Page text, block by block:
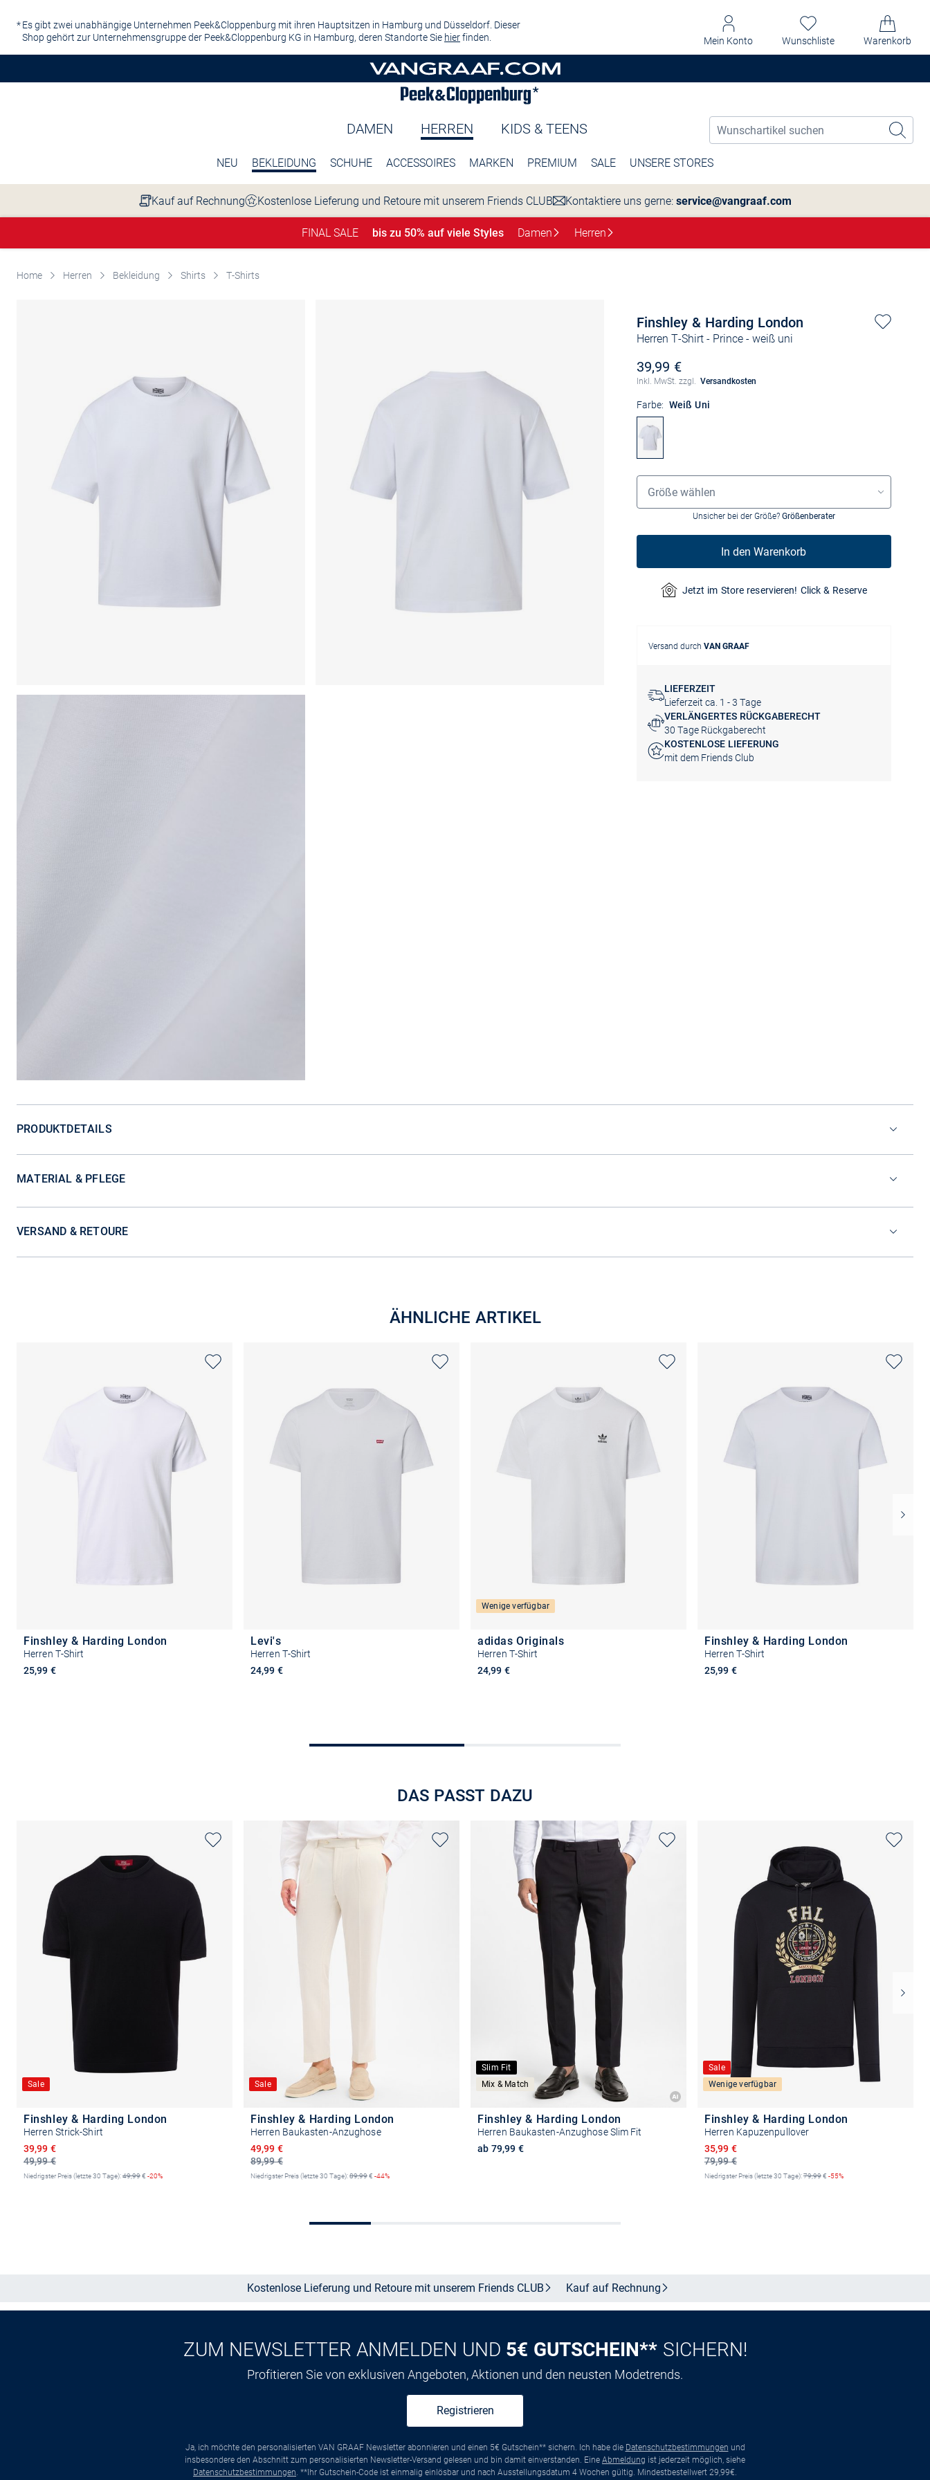
Es gibt zwei unabhängige Unternehmen Peek&Cloppenburg mit ihren Hauptsitzen in Hamburg und Düsseldorf. Dieser
Shop gehört zur Unternehmensgruppe der Peek&Cloppenburg KG in Hamburg, deren Standorte Sie hierfinden. Mein Konto Wunschliste Warenkorb
DAMEN HERREN KIDS & TEENS
NEU BEKLEIDUNG SCHUHE ACCESSOIRES MARKEN PREMIUM SALE UNSERE STORES
Kauf auf Rechnung Kostenlose Lieferung und Retoure mit unserem Friends CLUB Kontaktiere uns gerne: service@vangraaf.com
FINAL SALE bis zu 50% auf viele Styles Damen Herren
Home Herren Bekleidung Shirts T-Shirts
Finshley & Harding London
Herren T-Shirt - Prince- weiß uni
39,99 €
Inkl. MwSt. zzgl. Versandkosten
Farbe: Weiß Uni
Größenauswahl
Größe wählen
Unsicher bei der Größe? Größenberater
In den Warenkorb
Jetzt im Store reservieren! Click & Reserve
Versand durch VAN GRAAF
LIEFERZEIT
Lieferzeit ca. 1 - 3 Tage
VERLÄNGERTES RÜCKGABERECHT
30 Tage Rückgaberecht
KOSTENLOSE LIEFERUNG
mit dem Friends Club
PRODUKTDETAILS
MATERIAL & PFLEGE
VERSAND & RETOURE
ÄHNLICHE ARTIKEL
Finshley & Harding London
Herren T-Shirt
25,99 €
Levi's
Herren T-Shirt
24,99 €
Größe auswählen
Wenige verfügbar
adidas Originals
Herren T-Shirt
24,99 €
Finshley & Harding London
Herren T-Shirt
25,99 €
DAS PASST DAZU
Sale
Finshley & Harding London
Herren Strick-Shirt
49,99 €
Ermäßigter Preis
39,99 €
Niedrigster Preis (letzte 30 Tage):49,99€ -20%
Sale
Finshley & Harding London
Herren Baukasten-Anzughose
89,99 €
Ermäßigter Preis
49,99 €
Niedrigster Preis (letzte 30 Tage):89,99€ -44%
Slim Fit
Mix & Match
Finshley & Harding London
Herren Baukasten-Anzughose Slim Fit
ab 79,99 €
Sale
Wenige verfügbar
Finshley & Harding London
Herren Kapuzenpullover
79,99 €
Ermäßigter Preis
35,99 €
Niedrigster Preis (letzte 30 Tage):79,99€ -55%
Kostenlose Lieferung und Retoure mit unserem Friends CLUB Kauf auf Rechnung
ZUM NEWSLETTER ANMELDEN UND 5€ GUTSCHEIN** SICHERN!
Profitieren Sie von exklusiven Angeboten, Aktionen und den neusten Modetrends.
Registrieren
Ja, ich möchte den personalisierten VAN GRAAF Newsletter abonnieren und einen 5€ Gutschein** sichern. Ich habe die Datenschutzbestimmungen und
insbesondere den Abschnitt zum personalisierten Newsletter-Versand gelesen und bin damit einverstanden. Eine Abmeldung ist jederzeit möglich, siehe
Datenschutzbestimmungen . **Ihr Gutschein-Code ist einmalig einlösbar und nach Ausstellungsdatum 4 Wochen gültig. Mindestbestellwert 29,99€.